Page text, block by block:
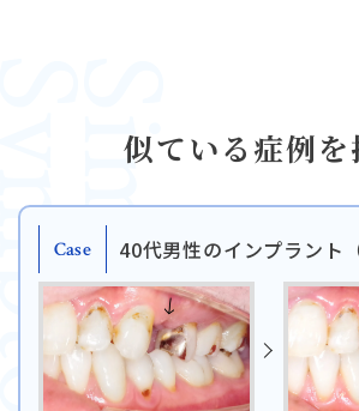
Similar似ている症例を
Case 40代男性のインプラント